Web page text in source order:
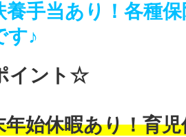
養手当あり！各種
す♪
イント☆
年始休暇あり！育